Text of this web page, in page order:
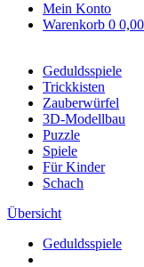
Mein Konto
Warenkorb 0
Geduldsspiele
Trickkisten
Zauberwürfel
3D-Modellbau
Puzzle
Spiele
Für Kinder
Schach
Übersicht
Geduldsspiele